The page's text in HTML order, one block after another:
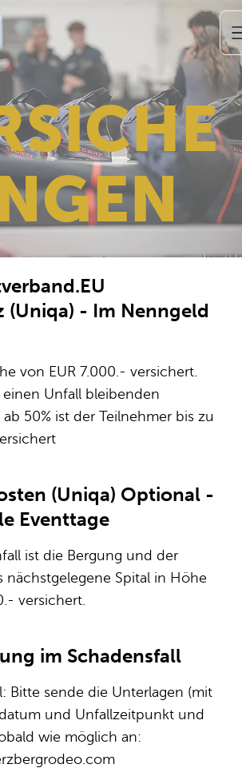
(Uniqa) - Im Nenngeld
von EUR 7.000.- versichert.
Unfall bleibenden
50% ist der Teilnehmer bis zu
(Uniqa) Optional -
Eventtage
ist die Bergung und der
nächstgelegene Spital in Höhe
versichert.
im Schadensfall
Bitte sende die Unterlagen (mit
und Unfallzeitpunkt und
wie möglich an: